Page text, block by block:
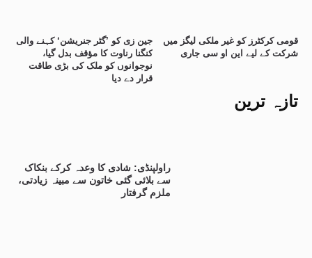
تازہ ترین
راولپنڈی: شادی کا وعدہ کرکے بنکاک
سے بلائی گئی خاتون سے مبینہ زیادتی،
ملزم گرفتار
جین زی کو ’گٹر جنریشن‘ کہنے والی
کنگنا رناوت کا مؤقف بدل گیا،
نوجوانوں کو ملک کی بڑی طاقت
قرار دے دیا
قومی کرکٹرز کو غیر ملکی لیگز میں
شرکت کے لیے این او سی جاری